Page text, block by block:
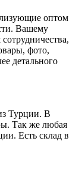
оптом
Вашему
фото,
детального
Турции. В
Так же любая
Есть склад в